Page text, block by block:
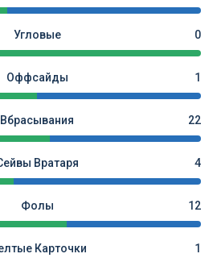
Угловые 0
Оффсайды 1
Вбрасывания 22
Вратаря 4
Фолы 12
Карточки 1